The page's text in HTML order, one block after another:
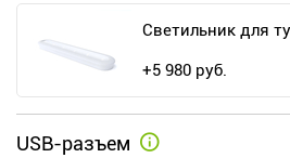
Светильник для
+5 980 руб.
USB-разъем